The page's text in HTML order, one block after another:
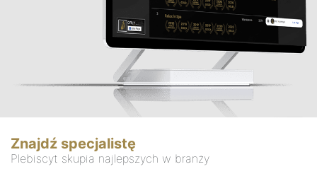
Znajdź specjalistę
Plebiscyt skupia najlepszych w branży